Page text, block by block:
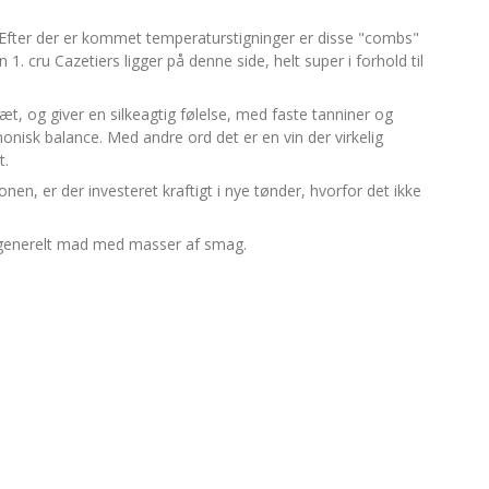
der er kommet temperaturstigninger er disse "combs"
cru Cazetiers ligger på denne side, helt super i forhold til
og giver en silkeagtig følelse, med faste tanniner og
balance. Med andre ord det er en vin der virkelig
er der investeret kraftigt i nye tønder, hvorfor det ikke
mad med masser af smag.